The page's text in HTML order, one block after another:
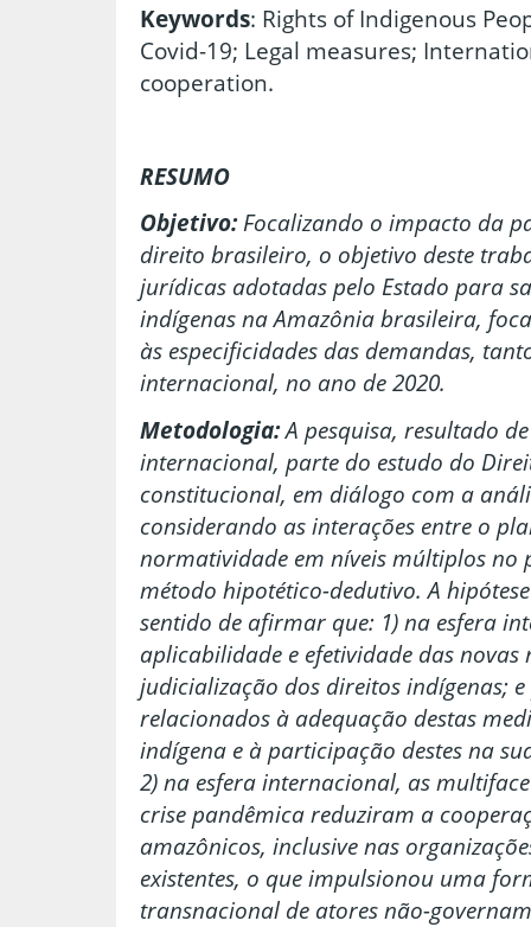
Keywords: Rights of Indigenous
Covid-19; Legal measures;
cooperation.
RESUMO
Objetivo:Focalizando o impacto da
direito brasileiro, o objetivo deste
jurídicas adotadas pelo Estado para
indígenas na Amazônia brasileira,
às especificidades das demandas,
internacional, no ano de 2020.
Metodologia:A pesquisa, resultado
internacional, parte do estudo do
constitucional, em diálogo com a
considerando as interações entre o
normatividade em níveis múltiplos
método hipotético-dedutivo. A
sentido de afirmar que: 1) na esfera
aplicabilidade e efetividade das
judicialização dos direitos indígenas;
relacionados à adequação destas
indígena e à participação destes na
2) na esfera internacional, as
crise pandêmica reduziram a
amazônicos, inclusive nas
existentes, o que impulsionou uma
transnacional de atores não-